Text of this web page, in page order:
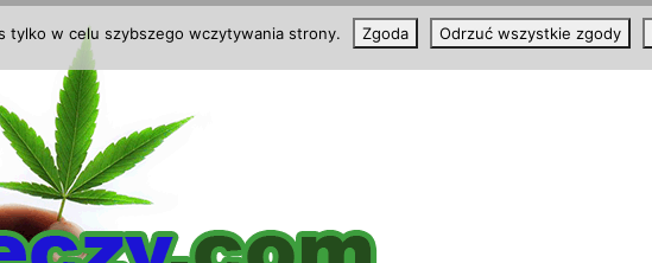
tylko w celu szybszego wczytywania strony. Zgoda Odrzuć wszystkie zgody